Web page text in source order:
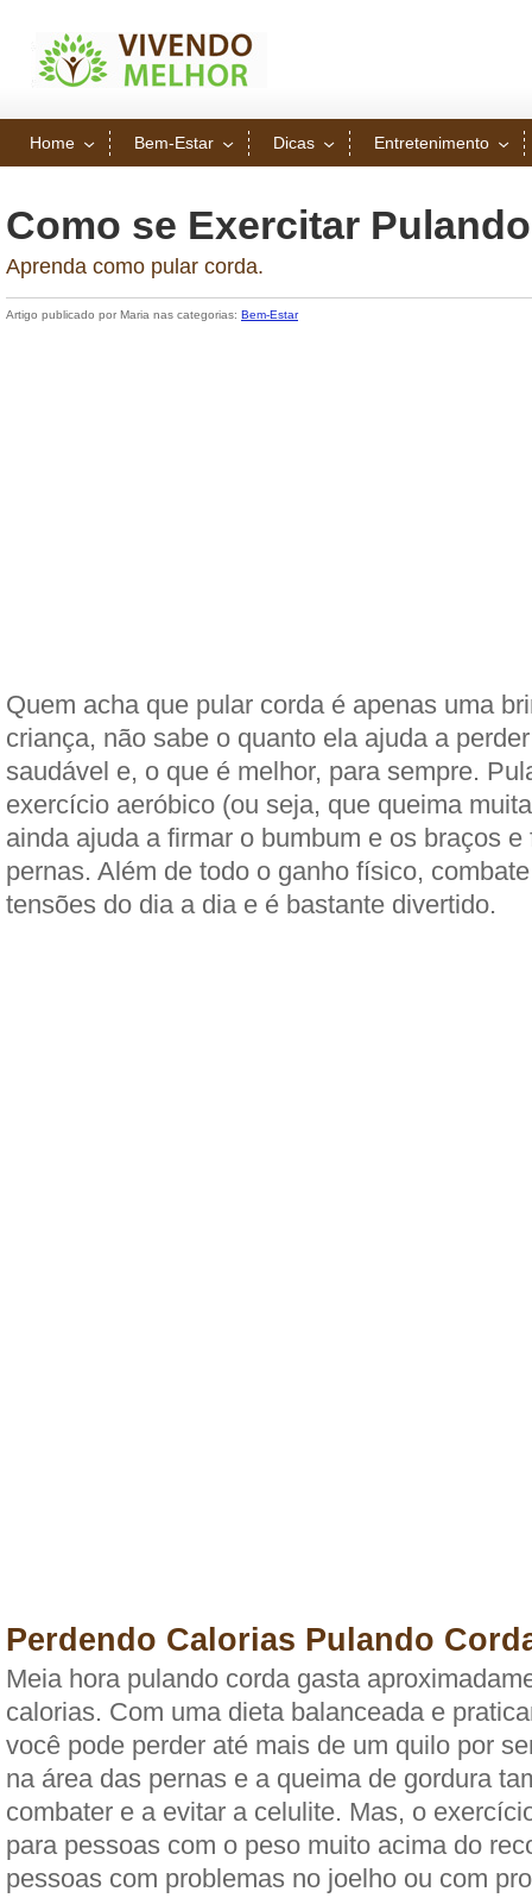
Home Bem-Estar Dicas Entretenimento
Como se Exercitar
Aprenda como pular corda.
Artigo publicado por Maria nas categorias: Bem-Estar
Quem acha que pular corda é apenas uma
criança, não sabe o quanto ela ajuda a
saudável e, o que é melhor, para sempre.
exercício aeróbico (ou seja, que queima
ainda ajuda a firmar o bumbum e os braços e
pernas. Além de todo o ganho físico,
tensões do dia a dia e é bastante divertido.
Perdendo Calorias Pulando
Meia hora pulando corda gasta
calorias. Com uma dieta balanceada e
você pode perder até mais de um quilo por
na área das pernas e a queima de gordura
combater e a evitar a celulite. Mas, o
para pessoas com o peso muito acima do
pessoas com problemas no joelho ou com